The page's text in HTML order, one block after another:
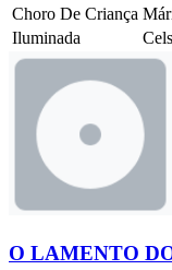
Choro De Criança
Iluminada
O LAMENTO